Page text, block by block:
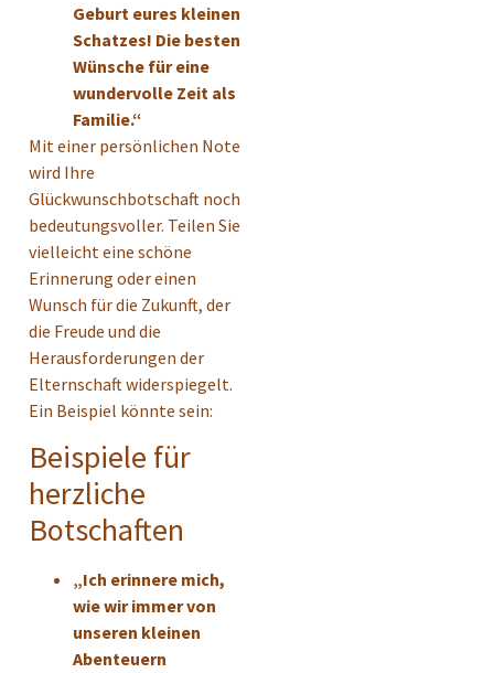
Geburt eures kleinen
Schatzes! Die besten
Wünsche für eine
wundervolle Zeit als
Familie.“
Mit einer persönlichen Note
wird Ihre
Glückwunschbotschaft noch
bedeutungsvoller. Teilen Sie
vielleicht eine schöne
Erinnerung oder einen
Wunsch für die Zukunft, der
die Freude und die
Herausforderungen der
Elternschaft widerspiegelt.
Ein Beispiel könnte sein:
Beispiele für
herzliche
Botschaften
„Ich erinnere mich,
wie wir immer von
unseren kleinen
Abenteuern